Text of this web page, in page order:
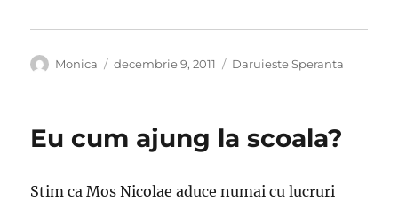
Autor
Monica
Publicat
decembrie 9, 2011 Categorii
Daruieste Speranta
Eu cum ajung la scoala?
Stim ca Mos Nicolae aduce numai cu lucruri